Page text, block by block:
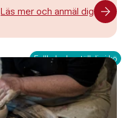
Läs mer och anmäl dig
Fullbokad – ställ dig i kö